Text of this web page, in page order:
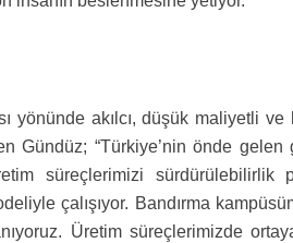
yönünde akılcı, düşük maliyetli ve
Gündüz; “Türkiye’nin önde
süreçlerimizi sürdürülebilirlik
çalışıyor. Bandırma
Üretim süreçlerimizde